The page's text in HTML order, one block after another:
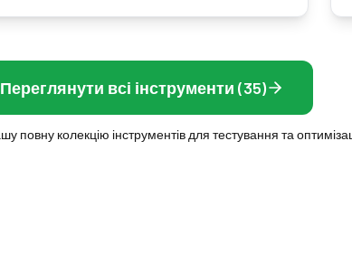
Переглянути всі інструменти (35)
повну колекцію інструментів для тестування та